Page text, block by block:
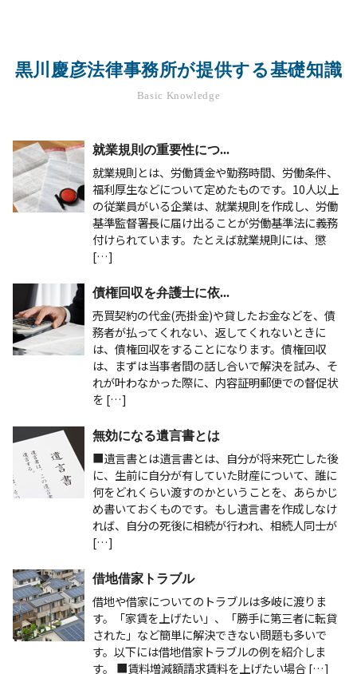
黒川慶彦法律事務所が提供する基礎知識
Basic Knowledge
就業規則の重要性につ...
就業規則とは、労働賃金や勤務時間、労働条件、
福利厚生などについて定めたものです。10人以上
の従業員がいる企業は、就業規則を作成し、労働
基準監督署長に届け出ることが労働基準法に義務
付けられています。たとえば就業規則には、懲
[…]
債権回収を弁護士に依...
売買契約の代金(売掛金)や貸したお金などを、債
務者が払ってくれない、返してくれないときに
は、債権回収をすることになります。債権回収
は、まずは当事者間の話し合いで解決を試み、そ
れが叶わなかった際に、内容証明郵便での督促状
を […]
無効になる遺言書とは
■遺言書とは遺言書とは、自分が将来死亡した後
に、生前に自分が有していた財産について、誰に
何をどれくらい渡すのかということを、あらかじ
め書いておくものです。もし遺言書を作成しなけ
れば、自分の死後に相続が行われ、相続人同士が
[…]
借地借家トラブル
借地や借家についてのトラブルは多岐に渡りま
す。「家賃を上げたい」、「勝手に第三者に転貸
された」など簡単に解決できない問題も多いで
す。以下には借地借家トラブルの例を紹介しま
す。 ■賃料増減額請求賃料を上げたい場合 […]